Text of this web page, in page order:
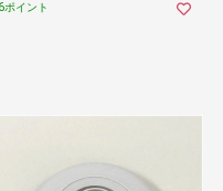
ポイント